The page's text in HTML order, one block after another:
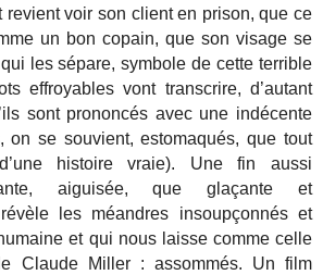
revient voir son client en prison, que ce
un bon copain, que son visage se
les sépare, symbole de cette terrible
effroyables vont transcrire, d’autant
sont prononcés avec une indécente
on se souvient, estomaqués, que tout
histoire vraie). Une fin aussi
aiguisée, que glaçante et
les méandres insoupçonnés et
et qui nous laisse comme celle
Claude Miller : assommés. Un film